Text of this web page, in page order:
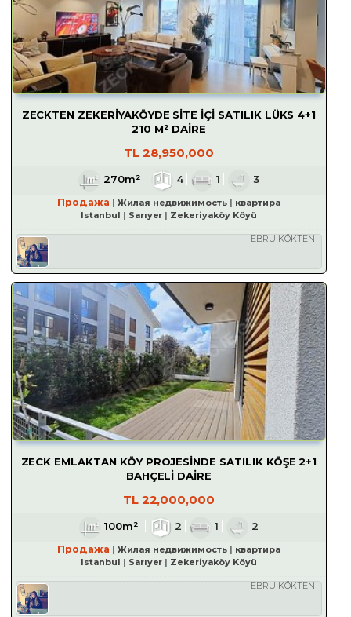
ZECKTEN ZEKERİYAKÖYDE SİTE İÇİ SATILIK LÜKS 4+1
210 M² DAİRE
TL28,950,000
270m² 4 1 3
Продажа Жилая недвижимость
квартира
Istanbul
Sarıyer Zekeriyaköy Köyü
EBRU KÖKTEN
ZECK EMLAKTAN KÖY PROJESİNDE SATILIK KÖŞE 2+1
BAHÇELİ DAİRE
TL22,000,000
100m² 2 1 2
Продажа Жилая недвижимость
квартира
Istanbul
Sarıyer Zekeriyaköy Köyü
EBRU KÖKTEN